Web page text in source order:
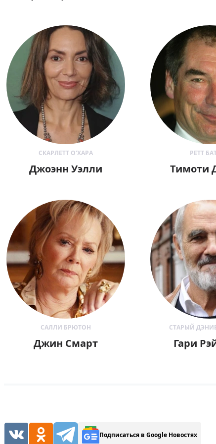
СКАРЛЕТТ О'ХАРА
Джоэнн Уэлли
РЕТТ
Тимоти
САЛЛИ БРЮТОН
Джин Смарт
СТАРЫЙ
Гари
Подписаться в Google Новостях